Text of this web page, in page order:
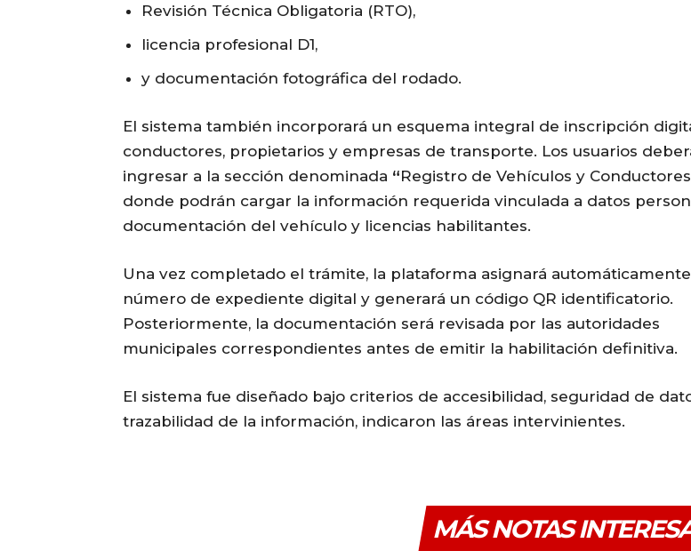
Revisión Técnica Obligatoria (RTO),
licencia profesional D1,
y documentación fotográfica del rodado.
El sistema también incorporará un esquema integral de inscripción
conductores, propietarios y empresas de transporte. Los usuarios
ingresar a la sección denominada “Registro de Vehículos y
donde podrán cargar la información requerida vinculada a datos
documentación del vehículo y licencias habilitantes.
Una vez completado el trámite, la plataforma asignará
número de expediente digital y generará un código QR identificatorio.
Posteriormente, la documentación será revisada por las autoridades
municipales correspondientes antes de emitir la habilitación definitiva.
El sistema fue diseñado bajo criterios de accesibilidad, seguridad de
trazabilidad de la información, indicaron las áreas intervinientes.
MÁS NOTAS